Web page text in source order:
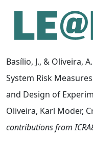
Ir para o conteúdo
Informações de
Mapa do site
Basílio, J., & Oliveira,
System Risk
and Design of
Oliveira, Karl Moder,
contributions from